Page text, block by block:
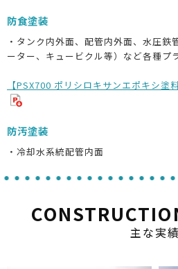
防食塗装
・タンク内外面、配管内外面、水圧鉄
ーター、キュービクル等）など各種プ
【PSX700 ポリシロキサンエポキシ塗
防汚塗装
・冷却水系統配管内面
主な実績